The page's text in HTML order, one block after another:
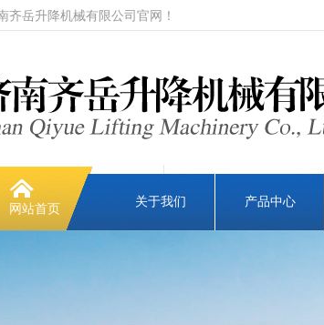
齐岳升降机械有限公司官网！
网站首页
关于我们 产品中心